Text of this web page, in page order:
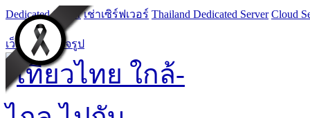
Dedicated Server เช่าเซิร์ฟเวอร์ Thailand Dedicated Server Cloud
เว็บไซต์สำเร็จรูป